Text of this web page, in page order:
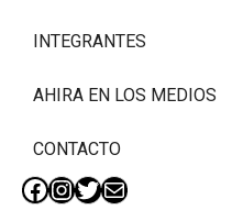
INTEGRANTES
AHIRA EN LOS MEDIOS
CONTACTO
Facebook
Instagram
Twitter
Mail